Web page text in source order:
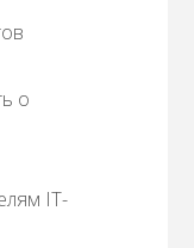
о
IT-